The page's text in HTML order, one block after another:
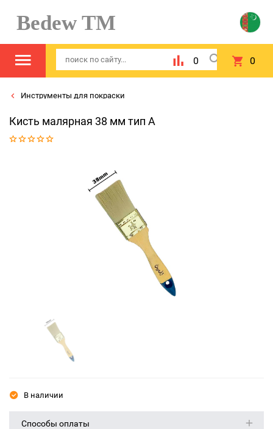
Bedew TM
0 0
Инструменты для покраски
Кисть малярная 38 мм тип А
В наличии
Способы оплаты